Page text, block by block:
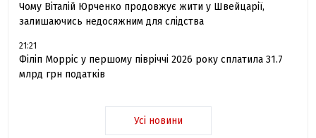
Чому Віталій Юрченко продовжує жити у Швейцарії,
залишаючись недосяжним для слідства
21:21
Філіп Морріс у першому півріччі 2026 року сплатила 31.7
млрд грн податків
Усі новини